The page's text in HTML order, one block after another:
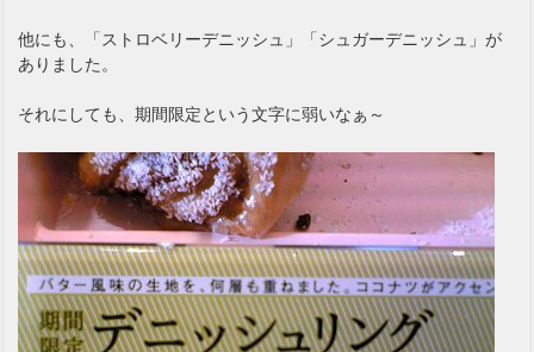
他にも、「ストロベリーデニッシュ」「シュガーデニッシュ」が
ありました。
それにしても、期間限定という文字に弱いなぁ～